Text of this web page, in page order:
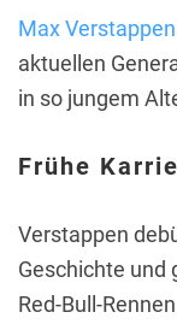
Max Verstappen
aktuellen
in so jungem
Frühe
Verstappen
Geschichte und
Red-Bull-